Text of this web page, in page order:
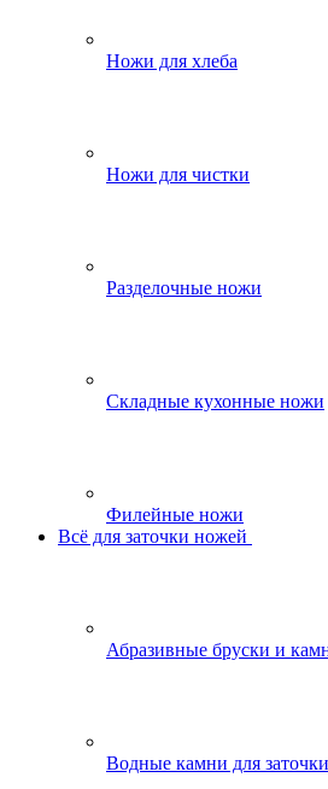
Ножи для хлеба
Ножи для чистки
Разделочные ножи
Складные кухонные ножи
Филейные ножи
Всё для заточки ножей
Абразивные бруски и
Водные камни для